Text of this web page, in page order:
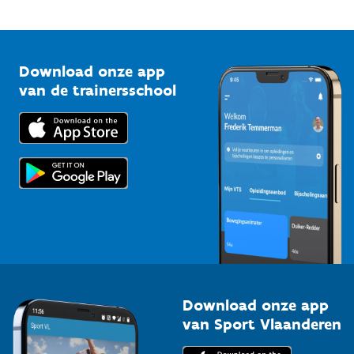
Bedrijven
Trainers en begeleiders
Topsporters
Vlaamse Trainersschool
Kennisplatform
Downloads
Voor de pers
Download onze app
van de trainersschool
Download onze app
van Sport Vlaanderen